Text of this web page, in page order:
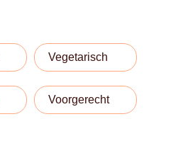
Vegetarisch
Voorgerecht